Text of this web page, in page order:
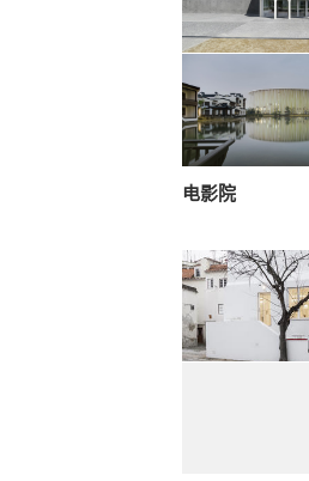
电影院